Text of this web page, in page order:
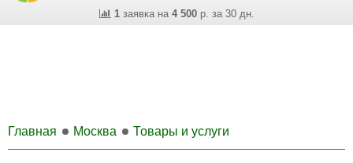
1заявка на 4 500р. за 30 дн.
Главная Москва Товары и услуги